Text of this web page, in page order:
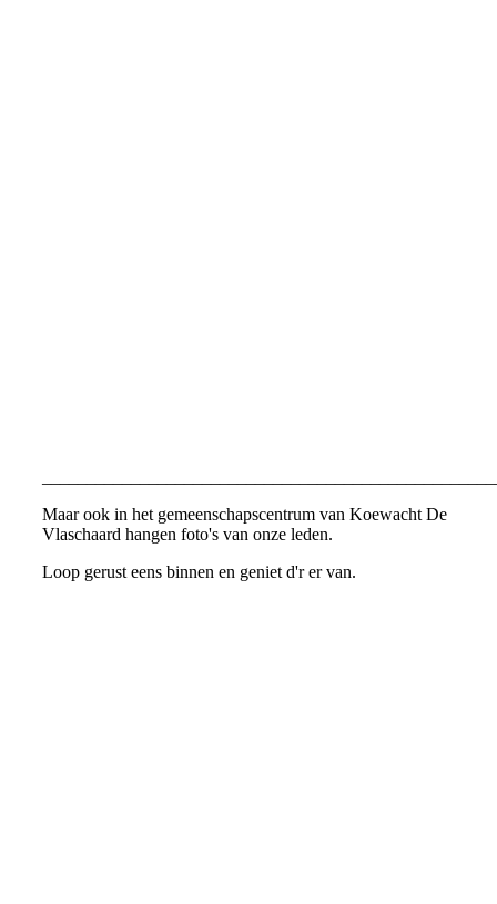
Maar ook in het gemeenschapscentrum van Koewacht De
Vlaschaard hangen foto's van onze leden.
Loop gerust eens binnen en geniet d'r er van.